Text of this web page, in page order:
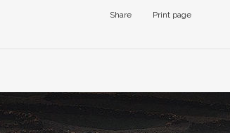
Share Print page